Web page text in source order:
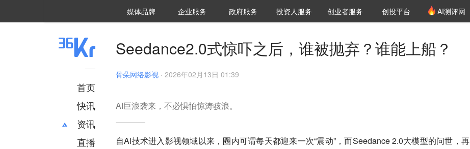
媒体品牌 36Kr研究院
企业服务 城市之窗
政府服务 VClub投资机构库
投资机构职位推介
投资人服务 创投氪堂
创业者服务 创投平台 AI测评网
首页
快讯
资讯
推荐
直播
Seedance2.0式惊吓之后，谁被抛弃？谁能上船？
骨朵网络影视 · 2026年02月13日 01:39
AI巨浪袭来，不必惧怕惊涛骇浪。
自AI技术进入影视领域以来，圈内可谓每天都迎来一次“震动”，而Seedance 2.0大模型的问世，再